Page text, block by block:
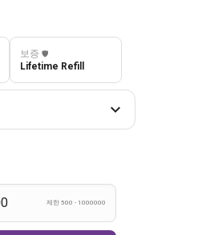
보증 ️🛡️
Lifetime Refill
제한 500 - 1000000